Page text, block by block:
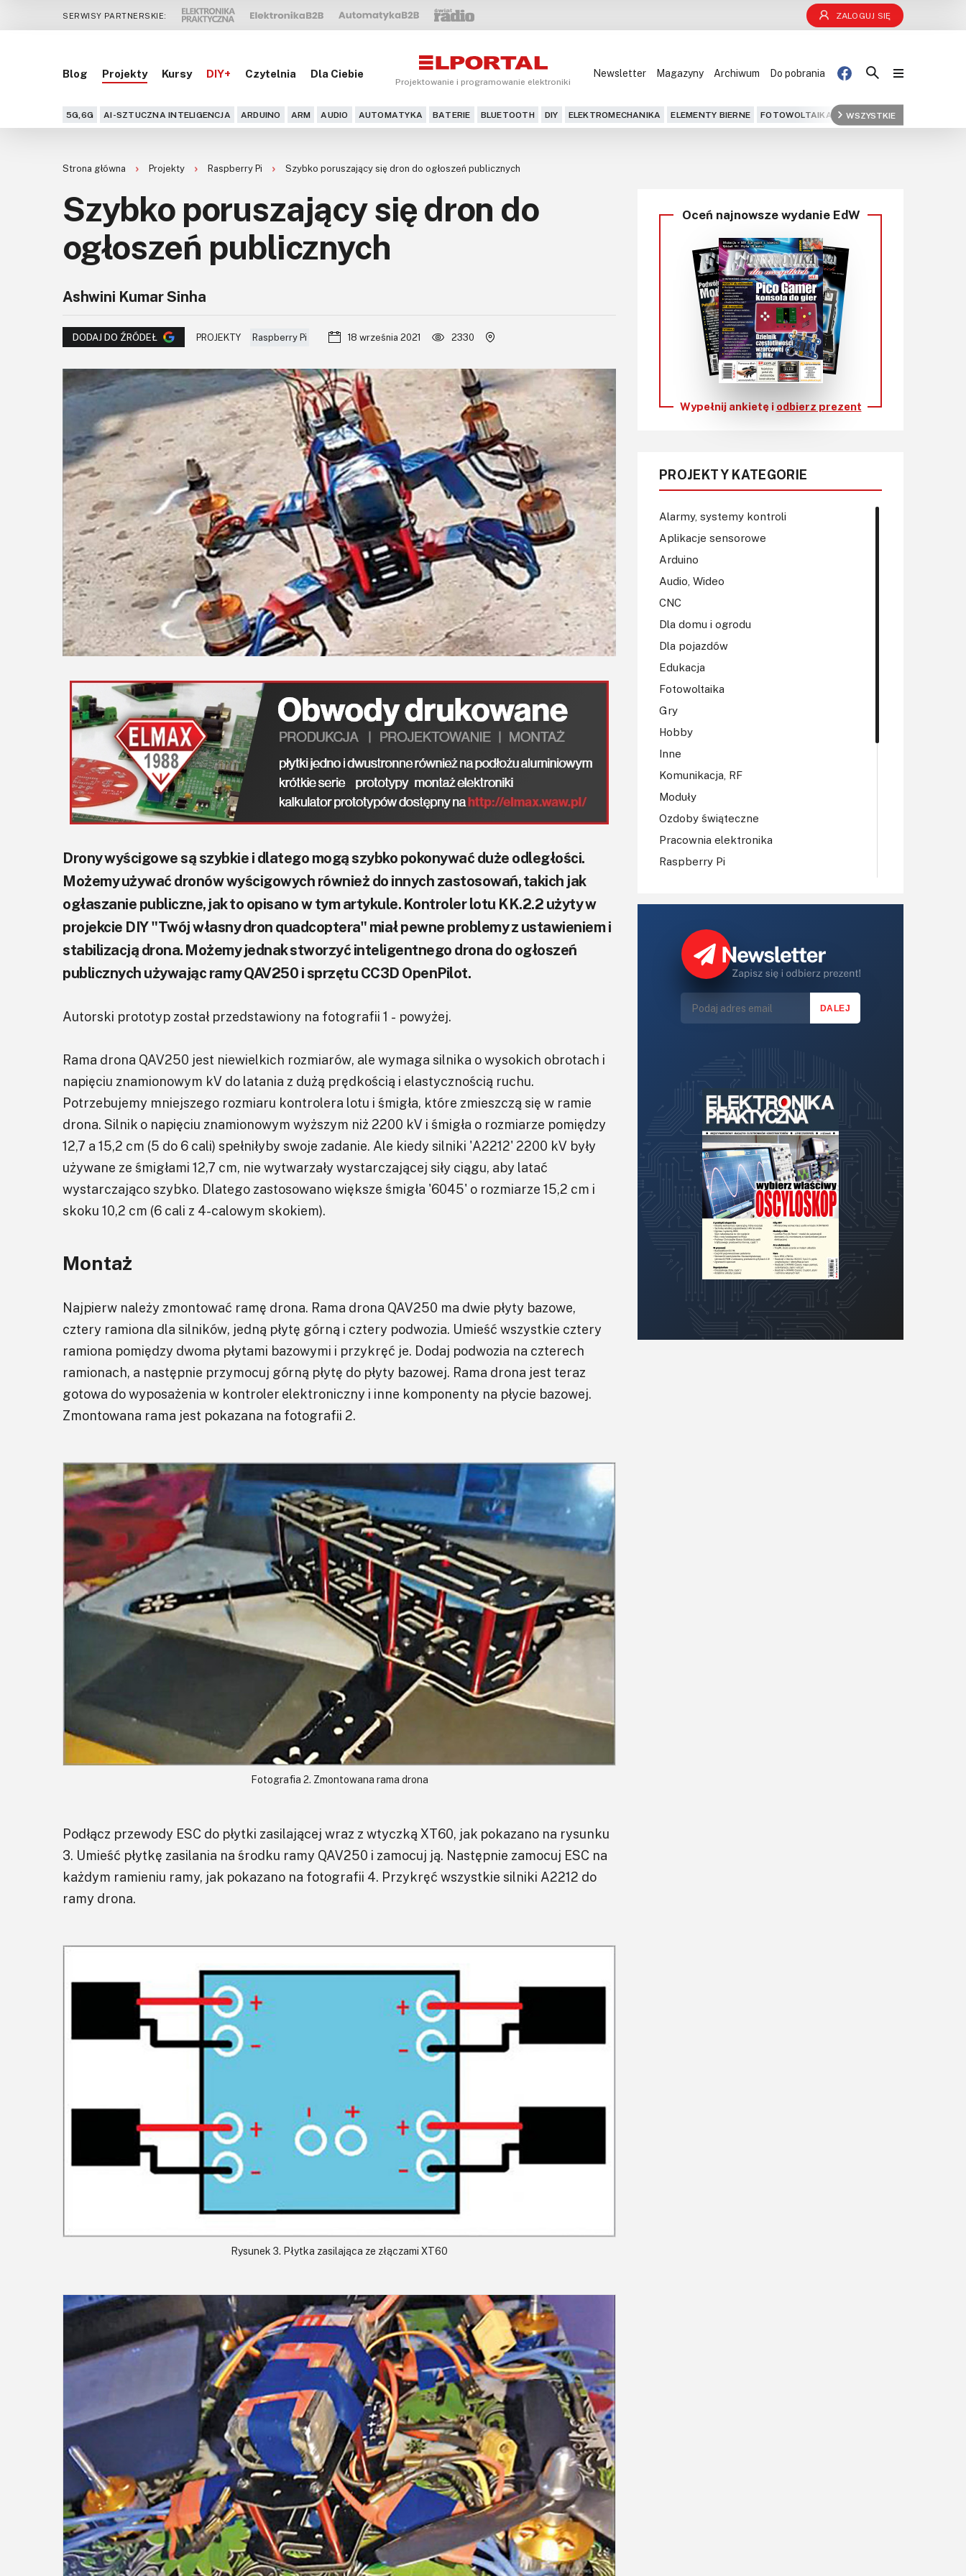
SERWISY PARTNERSKIE: ZALOGUJ SIĘ
Blog Projekty Kursy DIY+ Czytelnia Dla Ciebie
Projektowanie i programowanie elektroniki
Newsletter Magazyny Archiwum Do pobrania
5G,6G AI-SZTUCZNA INTELIGENCJA ARDUINO ARM AUDIO AUTOMATYKA BATERIE BLUETOOTH DIY ELEKTROMECHANIKA ELEMENTY BIERNE FOTOWOLTAIKA FPGA GPS
WSZYSTKIE
Blog
DIY+
Czytelnia
Dla Ciebie
KITy AVT
Kontakt
Do pobrania
Strona główna Projekty Raspberry Pi Szybko poruszający się dron do ogłoszeń publicznych
Szybko poruszający się dron do
ogłoszeń publicznych
Ashwini Kumar Sinha
DODAJ DO ŹRÓDEŁ PROJEKTY Raspberry Pi 18 września 2021 2330
Drony wyścigowe są szybkie i dlatego mogą szybko pokonywać duże odległości.
Możemy używać dronów wyścigowych również do innych zastosowań, takich jak
ogłaszanie publiczne, jak to opisano w tym artykule. Kontroler lotu KK.2.2 użyty w
projekcie DIY "Twój własny dron quadcoptera" miał pewne problemy z ustawieniem i
stabilizacją drona. Możemy jednak stworzyć inteligentnego drona do ogłoszeń
publicznych używając ramy QAV250 i sprzętu CC3D OpenPilot.
Autorski prototyp został przedstawiony na fotografii 1 - powyżej.
Rama drona QAV250 jest niewielkich rozmiarów, ale wymaga silnika o wysokich obrotach i
napięciu znamionowym kV do latania z dużą prędkością i elastycznością ruchu.
Potrzebujemy mniejszego rozmiaru kontrolera lotu i śmigła, które zmieszczą się w ramie
drona. Silnik o napięciu znamionowym wyższym niż 2200 kV i śmigła o rozmiarze pomiędzy
12,7 a 15,2 cm (5 do 6 cali) spełniłyby swoje zadanie. Ale kiedy silniki 'A2212' 2200 kV były
używane ze śmigłami 12,7 cm, nie wytwarzały wystarczającej siły ciągu, aby latać
wystarczająco szybko. Dlatego zastosowano większe śmigła '6045' o rozmiarze 15,2 cm i
skoku 10,2 cm (6 cali z 4-calowym skokiem).
Montaż
Najpierw należy zmontować ramę drona. Rama drona QAV250 ma dwie płyty bazowe,
cztery ramiona dla silników, jedną płytę górną i cztery podwozia. Umieść wszystkie cztery
ramiona pomiędzy dwoma płytami bazowymi i przykręć je. Dodaj podwozia na czterech
ramionach, a następnie przymocuj górną płytę do płyty bazowej. Rama drona jest teraz
gotowa do wyposażenia w kontroler elektroniczny i inne komponenty na płycie bazowej.
Zmontowana rama jest pokazana na fotografii 2.
Fotografia 2. Zmontowana rama drona
Podłącz przewody ESC do płytki zasilającej wraz z wtyczką XT60, jak pokazano na rysunku
3. Umieść płytkę zasilania na środku ramy QAV250 i zamocuj ją. Następnie zamocuj ESC na
każdym ramieniu ramy, jak pokazano na fotografii 4. Przykręć wszystkie silniki A2212 do
ramy drona.
Rysunek 3. Płytka zasilająca ze złączami XT60
Oceń najnowsze wydanie EdW
Wypełnij ankietę i odbierz prezent
PROJEKTY KATEGORIE
Alarmy, systemy kontroli
Aplikacje sensorowe
Arduino
Audio, Wideo
CNC
Dla domu i ogrodu
Dla pojazdów
Edukacja
Fotowoltaika
Gry
Hobby
Inne
Komunikacja, RF
Moduły
Ozdoby świąteczne
Pracownia elektronika
Raspberry Pi
Robotyka
Sterowniki silników
Światło
Technika μP, μC, PLD
Termometry i termostaty